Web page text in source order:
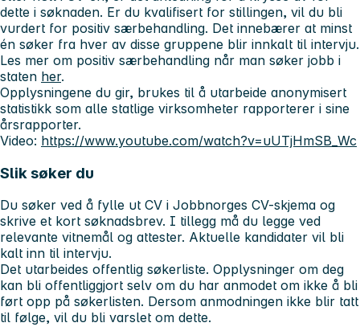
dette i søknaden. Er du kvalifisert for stillingen, vil du bli
vurdert for positiv særbehandling. Det innebærer at minst
én søker fra hver av disse gruppene blir innkalt til intervju.
Les mer om positiv særbehandling når man søker jobb i
staten her.
Opplysningene du gir, brukes til å utarbeide anonymisert
statistikk som alle statlige virksomheter rapporterer i sine
årsrapporter.
Video: https://www.youtube.com/watch?v=uUTjHmSB_Wc
Slik søker du
Du søker ved å fylle ut CV i Jobbnorges CV-skjema og
skrive et kort søknadsbrev. I tillegg må du legge ved
relevante vitnemål og attester. Aktuelle kandidater vil bli
kalt inn til intervju.
Det utarbeides offentlig søkerliste. Opplysninger om deg
kan bli offentliggjort selv om du har anmodet om ikke å bli
ført opp på søkerlisten. Dersom anmodningen ikke blir tatt
til følge, vil du bli varslet om dette.